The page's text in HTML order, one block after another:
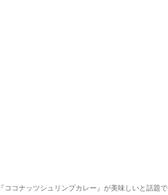
ココナッツシュリンプカレー』が美味しいと話題で